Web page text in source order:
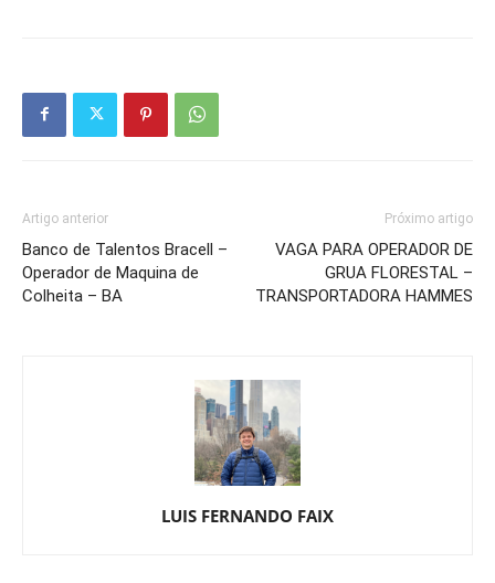
Artigo anterior
Banco de Talentos Bracell –
Operador de Maquina de
Colheita – BA
Próximo artigo
VAGA PARA OPERADOR DE
GRUA FLORESTAL –
TRANSPORTADORA HAMMES
LUIS FERNANDO FAIX